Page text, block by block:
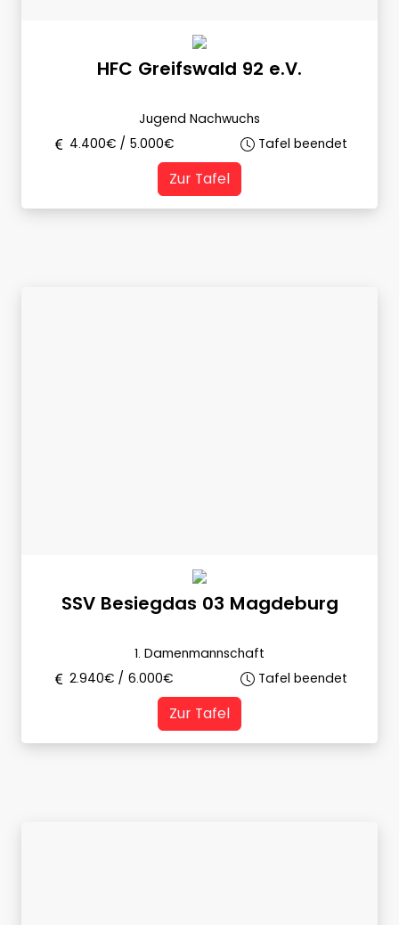
HFC Greifswald 92 e.V.
Jugend Nachwuchs
4.400€ / 5.000€ Tafel beendet
Zur Tafel
SSV Besiegdas 03 Magdeburg
1. Damenmannschaft
2.940€ / 6.000€ Tafel beendet
Zur Tafel